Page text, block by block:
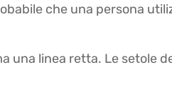
che una persona
una linea retta. Le setole